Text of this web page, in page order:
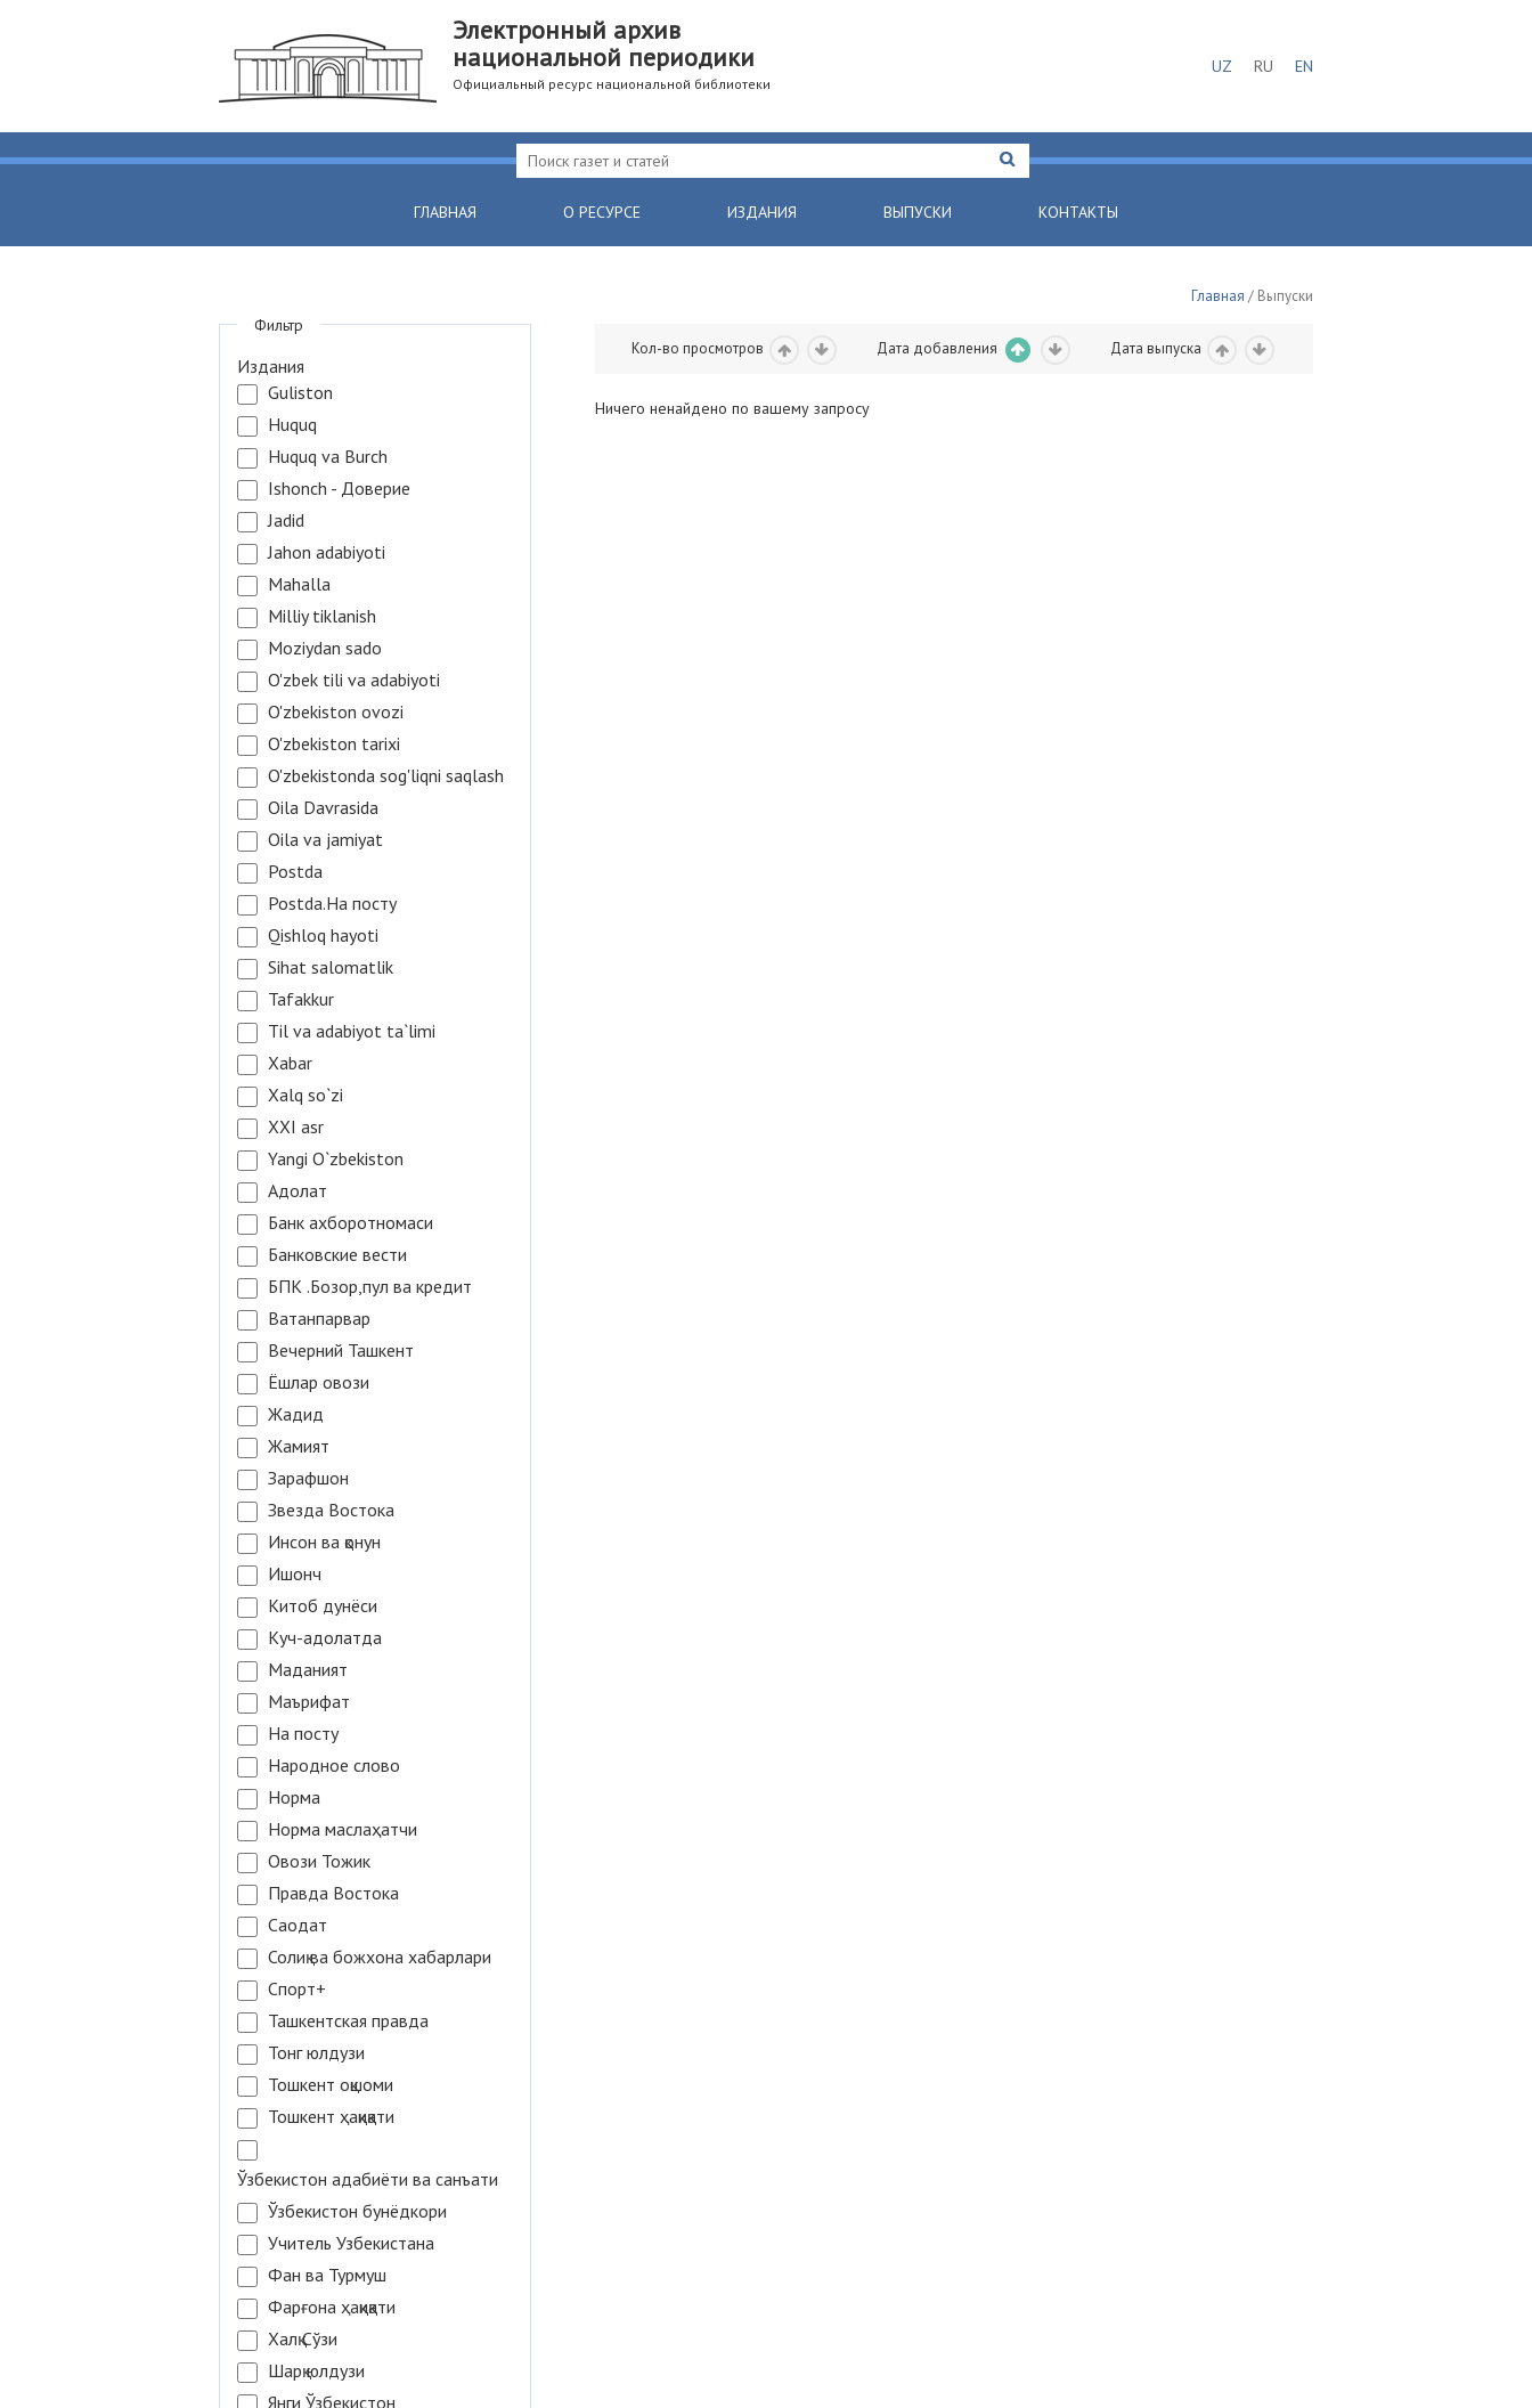
Электронный архив
национальной периодики
Официальный ресурс национальной библиотеки
UZ RU EN
ГЛАВНАЯ О РЕСУРСЕ ИЗДАНИЯ ВЫПУСКИ КОНТАКТЫ
Главная / Выпуски
Кол-во просмотров Дата добавления Дата выпуска
Ничего ненайдено по вашему запросу
Фильтр
Издания
Guliston
Huquq
Huquq va Burch
Ishonch - Доверие
Jadid
Jahon adabiyoti
Mahalla
Milliy tiklanish
Moziydan sado
O'zbek tili va adabiyoti
O'zbekiston ovozi
O'zbekiston tarixi
O'zbekistonda sog'liqni saqlash
Oila Davrasida
Oila va jamiyat
Postda
Postda.На посту
Qishloq hayoti
Sihat salomatlik
Tafakkur
Til va adabiyot ta`limi
Xabar
Xalq so`zi
XXI asr
Yangi O`zbekiston
Адолат
Банк ахборотномаси
Банковские вести
БПК .Бозор,пул ва кредит
Ватанпарвар
Вечерний Ташкент
Ёшлар овози
Жадид
Жамият
Зарафшон
Звезда Востока
Инсон ва қонун
Ишонч
Китоб дунёси
Куч-адолатда
Маданият
Маърифат
На посту
Народное слово
Норма
Норма маслаҳатчи
Овози Тожик
Правда Востока
Саодат
Солиқ ва божхона хабарлари
Спорт+
Ташкентская правда
Тонг юлдузи
Тошкент оқшоми
Тошкент ҳақиқати
Ўзбекистон адабиёти ва санъати
Ўзбекистон бунёдкори
Учитель Узбекистана
Фан ва Турмуш
Фарғона ҳақиқати
Халқ Сўзи
Шарқ юлдузи
Янги Ўзбекистон